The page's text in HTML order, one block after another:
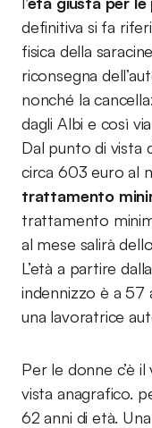
definitiva si fa
fisica della
riconsegna
nonché la
dagli Albi e così
Dal punto di vista
circa 603 euro al
trattamento
trattamento
al mese salirà
L’età a partire
indennizzo è a 57
una lavoratrice
Per le donne c’è
vista anagrafico.
62 anni di età.